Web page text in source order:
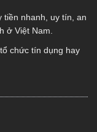
tiền nhanh, uy tín, an
ở Việt Nam.
chức tín dụng hay